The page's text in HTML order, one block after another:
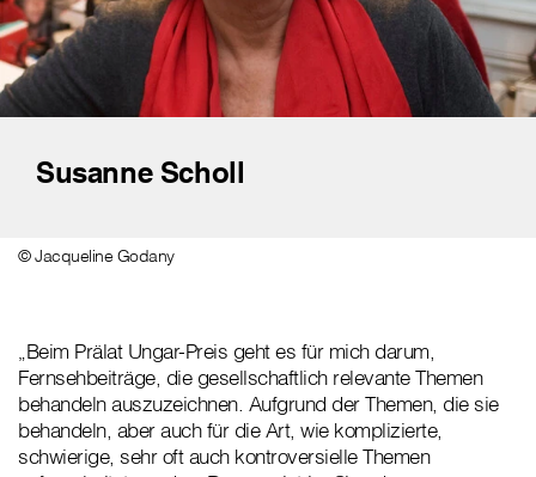
Susanne Scholl
© Jacqueline Godany
„Beim Prälat Ungar-Preis geht es für mich darum,
Fernsehbeiträge, die gesellschaftlich relevante Themen
behandeln auszuzeichnen. Aufgrund der Themen, die sie
behandeln, aber auch für die Art, wie komplizierte,
schwierige, sehr oft auch kontroversielle Themen